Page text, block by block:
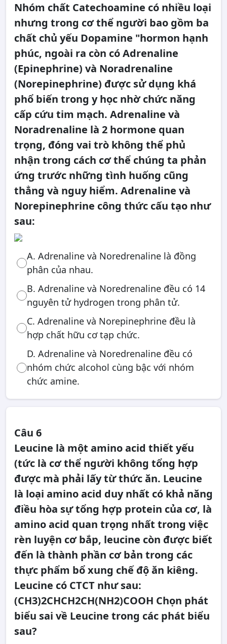
Nhóm chất Catechoamine có nhiều loại
nhưng trong cơ thể người bao gồm ba
chất chủ yếu Dopamine "hormon hạnh
phúc, ngoài ra còn có Adrenaline
(Epinephrine) và Noradrenaline
(Norepinephrine) được sử dụng khá
phổ biến trong y học nhờ chức năng
cấp cứu tim mạch. Adrenaline và
Noradrenaline là 2 hormone quan
trọng, đóng vai trò không thể phủ
nhận trong cách cơ thể chúng ta phản
ứng trước những tình huống cũng
thẳng và nguy hiểm. Adrenaline và
Norepinephrine công thức cấu tạo như
sau:
A. Adrenaline và Noredrenaline là đồng
phân của nhau.
B. Adrenaline và Noredrenaline đều có 14
nguyên tử hydrogen trong phân tử.
C. Adrenaline và Norepinephrine đều là
hợp chất hữu cơ tạp chức.
D. Adrenaline và Noredrenaline đều có
nhóm chức alcohol cùng bậc với nhóm
chức amine.
Câu 6
Leucine là một amino acid thiết yếu
(tức là cơ thể người không tổng hợp
được mà phải lấy từ thức ăn. Leucine
là loại amino acid duy nhất có khả năng
điều hòa sự tổng hợp protein của cơ, là
amino acid quan trọng nhất trong việc
rèn luyện cơ bắp, leucine còn được biết
đến là thành phần cơ bản trong các
thực phẩm bổ xung chế độ ăn kiêng.
Leucine có CTCT như sau:
(CH3)2CHCH2CH(NH2)COOH Chọn phát
biểu sai về Leucine trong các phát biểu
sau?